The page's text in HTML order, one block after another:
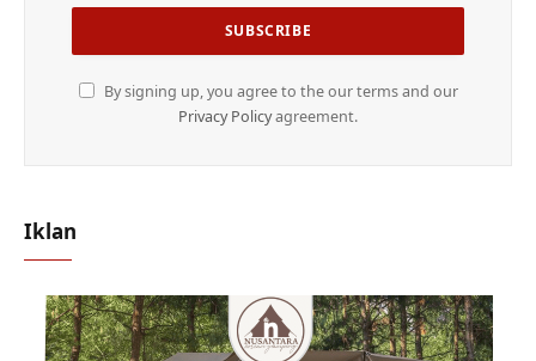
By signing up, you agree to the our terms and our
Privacy Policyagreement.
Iklan